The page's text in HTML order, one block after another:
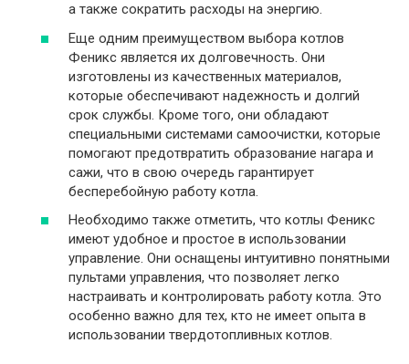
а также сократить расходы на энергию.
Еще одним преимуществом выбора котлов
Феникс является их долговечность. Они
изготовлены из качественных материалов,
которые обеспечивают надежность и долгий
срок службы. Кроме того, они обладают
специальными системами самоочистки, которые
помогают предотвратить образование нагара и
сажи, что в свою очередь гарантирует
бесперебойную работу котла.
Необходимо также отметить, что котлы Феникс
имеют удобное и простое в использовании
управление. Они оснащены интуитивно понятными
пультами управления, что позволяет легко
настраивать и контролировать работу котла. Это
особенно важно для тех, кто не имеет опыта в
использовании твердотопливных котлов.